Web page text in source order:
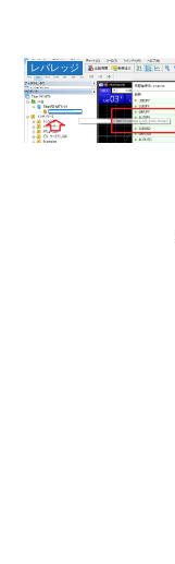
レバレッジ